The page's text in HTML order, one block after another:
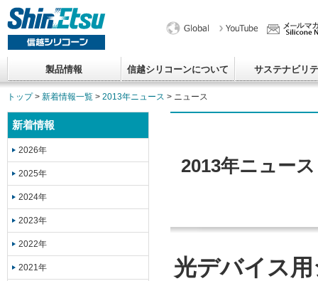
製品情報 信越シリコーンについて サステナビリ
トップ> 新着情報一覧 > 2013年ニュース > ニュース
新着情報
2026年
2025年
2024年
2023年
2022年
2021年
2013年ニュース
光デバイス